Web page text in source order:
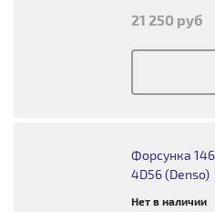
21 250 руб
Форсунка
4D56 (Denso)
Нет в наличии